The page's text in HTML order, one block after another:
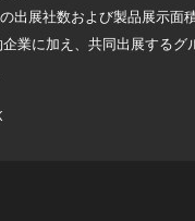
出展社数および製品展示面積
業に加え、共同出展するグ